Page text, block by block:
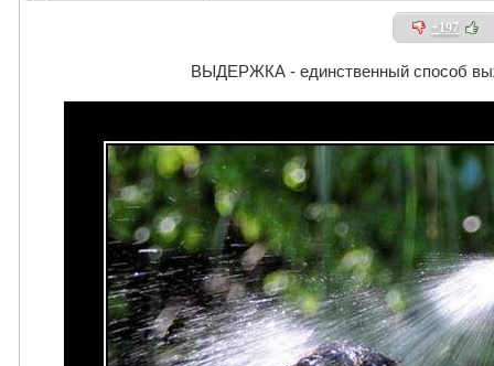
+197
ВЫДЕРЖКА - единственный способ